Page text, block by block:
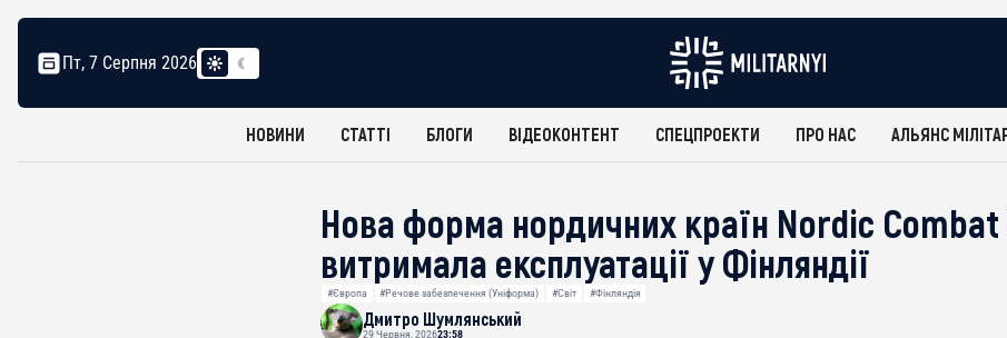
Пт, 7 Серпня 2026
НОВИНИ СТАТТІ БЛОГИ ВІДЕОКОНТЕНТ СПЕЦПРОЕКТИ ПРО НАС АЛЬЯНС
Нова форма нордичних країн Nordic
витримала експлуатації у Фінляндії
#Європа #Речове забезпечення (Уніформа) #Світ #Фінляндія
Дмитро Шумлянський
29 Червня, 202623:58